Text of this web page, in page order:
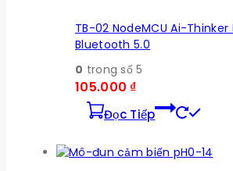
TB-02 NodeMCU Ai-Thinker
Bluetooth 5.0
0 trong số 5
105.000 ₫
Đọc Tiếp